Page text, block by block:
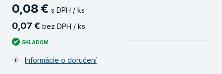
0,08 € s DPH / ks
0 07 € bez DPH / ks
SKLADOM
Informácie o doručení